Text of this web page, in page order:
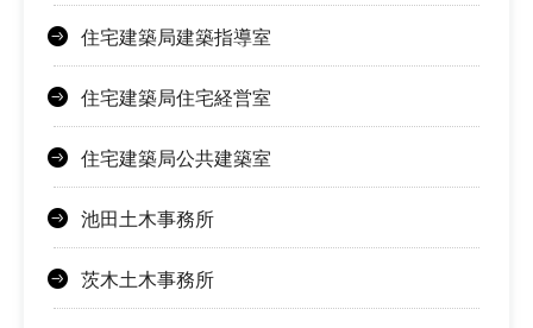
住宅建築局建築指導室
住宅建築局住宅経営室
住宅建築局公共建築室
池田土木事務所
茨木土木事務所